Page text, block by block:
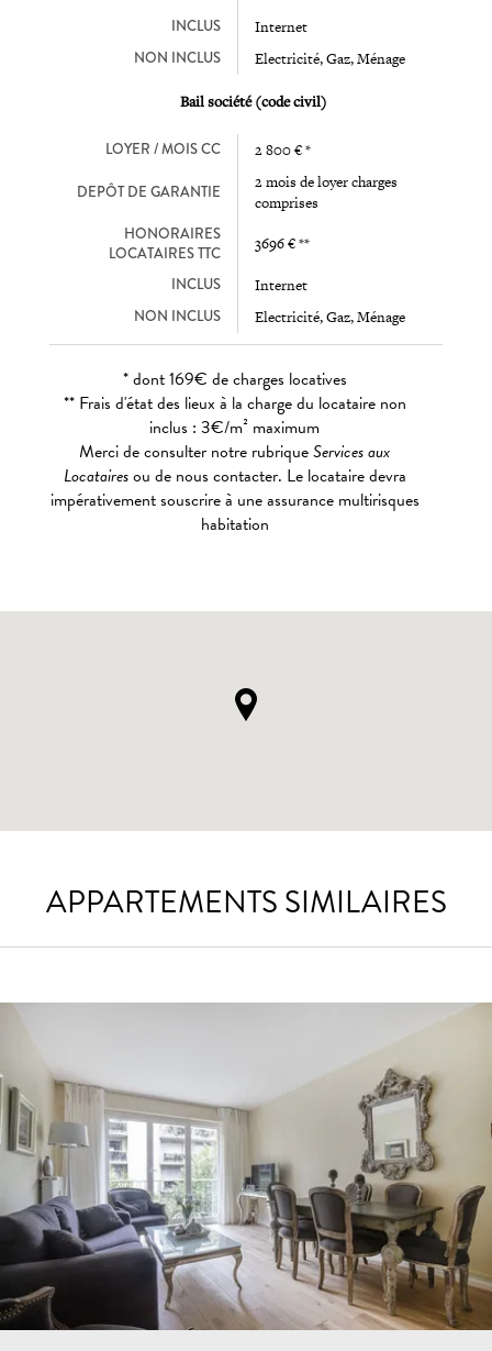
INCLUS Internet
NON INCLUS Electricité, Gaz, Ménage
Bail société (code civil)
LOYER / MOIS CC 2 800 € *
DEPÔT DE GARANTIE
2 mois de loyer charges
comprises
HONORAIRES
LOCATAIRES TTC
3696 € **
INCLUS Internet
NON INCLUS Electricité, Gaz, Ménage
* dont 169€ de charges locatives
** Frais d'état des lieux à la charge du locataire non
inclus : 3€/m² maximum
Merci de consulter notre rubriqueServices aux
Locatairesou de nous contacter. Le locataire devra
impérativement souscrire à une assurance multirisques
habitation
APPARTEMENTS SIMILAIRES